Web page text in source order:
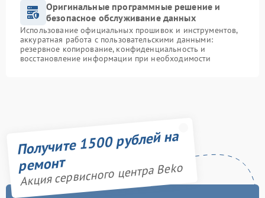
Оригинальные программные решение и
безопасное обслуживание данных
Использование официальных прошивок и инструментов,
аккуратная работа с пользовательскими данными:
резервное копирование, конфиденциальность и
восстановление информации при необходимости
Получите 1500 рублей на
ремонт
Акция сервисного центра Beko